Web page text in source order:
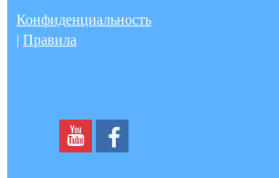
Конфиденциальность
| Правила